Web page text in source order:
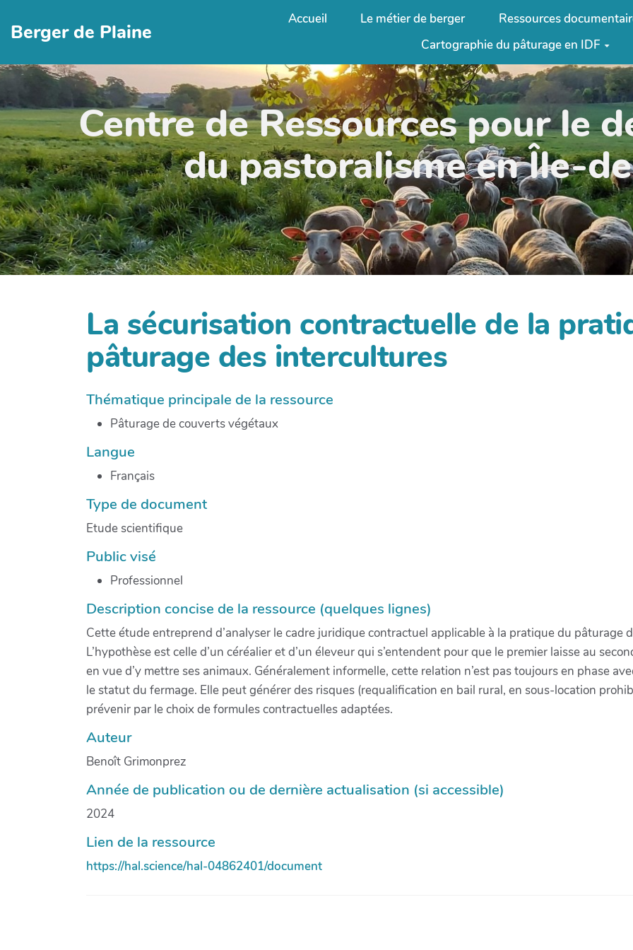
Berger de Plaine
Accueil Le métier de berger Ressources
Cartographie du pâturage en IDF
Centre de Ressources pour le
du pastoralisme en Île-
La sécurisation contractuelle de la
pâturage des intercultures
Thématique principale de la ressource
Pâturage de couverts végétaux
Langue
Français
Type de document
Etude scientifique
Public visé
Professionnel
Description concise de la ressource (quelques lignes)
Cette étude entreprend d’analyser le cadre juridique contractuel applicable à la pratique du pâturage
L’hypothèse est celle d’un céréalier et d’un éleveur qui s’entendent pour que le premier laisse au
en vue d’y mettre ses animaux. Généralement informelle, cette relation n’est pas toujours en phase
le statut du fermage. Elle peut générer des risques (requalification en bail rural, en sous-location
prévenir par le choix de formules contractuelles adaptées.
Auteur
Benoît Grimonprez
Année de publication ou de dernière actualisation (si accessible)
2024
Lien de la ressource
https://hal.science/hal-04862401/document